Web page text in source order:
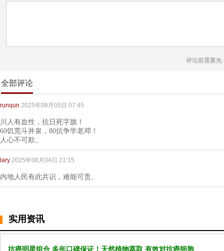
评论前需要先
全部评论
runqun 2025年08月05日 07:45
川人有血性，抗日死字旗！
60饥荒斗井泉，80抗争学老邓！
人心不可欺。
lary 2025年08月04日 21:15
内地人民有此共识，难能可贵。
实用资讯
抗癌明星组合 多年口碑保证！天然植物萃取 有效对抗癌细胞